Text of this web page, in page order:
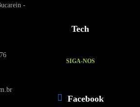
Tech
-
SIGA-NOS
Facebook